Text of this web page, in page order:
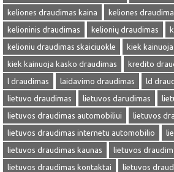
keliones draudimas kaina
keliones
kelioninis draudimas
kelionių draudimas
kelioniu draudimas skaiciuokle
kiek
kiek kainuoja kasko draudimas
kredito
l draudimas
laidavimo draudimas ld
lietuvo draudimas
lietuvos darudimas
lietuvos draudimas automobiliui
lietuvos
lietuvos draudimas internetu automobilio
lietuvos draudimas kaunas
lietuvos
lietuvos draudimas kontaktai
lietuvos